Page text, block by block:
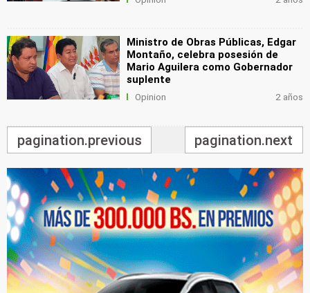
Ministro de Obras Públicas, Edgar
Montaño, celebra posesión de
Mario Aguilera como Gobernador
suplente
Opinion 2 años
pagination.previous pagination.next